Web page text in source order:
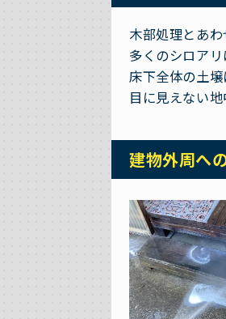
木部処理とあ
多くのシロア
床下全体の土
目に見えない
建物外周へ